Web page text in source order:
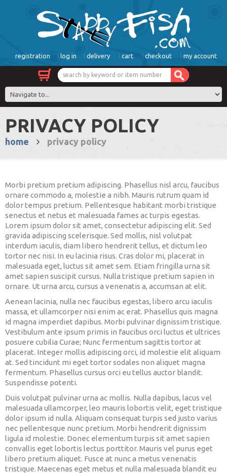
registration log in delivery cart checkout my account
PRIVACY POLICY
home privacy policy
Morbi pretium pretium adipiscing. Phasellus nisl arcu, faucibus
ornare commodo a, molestie a nibh. Mauris rutrum quam id
dolor tempus pretium. Pellentesque habitant morbi tristique
senectus et netus et malesuada fames ac turpis egestas.
Lorem ipsum dolor sit amet, consectetur adipiscing elit. Sed
gravida adipiscing scelerisque. Sed mollis, nisl volutpat
interdum iaculis, diam libero hendrerit tellus, et dictum leo
tortor nec nisi. In eu lacinia risus. Cras dolor mi, placerat in
malesuada eget, luctus sit amet sem. Etiam fringilla urna sit
amet sapien suscipit cursus. Nulla tristique pretium sapien in
ornare. Ut urna arcu, cursus a venenatis a, accumsan at elit.
Aenean lacinia, nulla nec faucibus egestas, libero arcu iaculis
massa, et ullamcorper nisi enim ac erat. Phasellus quis magna
id magna imperdiet dapibus. Morbi pulvinar dignissim tristique.
Vestibulum ante ipsum primis in faucibus orci luctus et ultrices
posuere cubilia Curae; Nunc fermentum sagittis tortor at
placerat. Integer mollis adipiscing orci, id molestie elit aliquam
at. Sed tincidunt mi eget tortor sodales non aliquet magna
fermentum. Phasellus cursus orci eu tellus auctor blandit.
Suspendisse potenti.
Duis volutpat pulvinar urna ac mollis. Nulla dapibus, lacus vel
malesuada ullamcorper, leo mauris lobortis velit, eget tristique
dolor ipsum id nulla. Aliquam consequat turpis sed justo varius
nec pellentesque nunc pretium. Morbi hendrerit dignissim
ligula id molestie. Donec elementum turpis sit amet sapien
convallis eget lobortis lectus porttitor. Mauris vel purus eget
libero pretium aliquet. Fusce at nunc a metus venenatis
tristique. Maecenas eget metus et nulla malesuada blandit eu